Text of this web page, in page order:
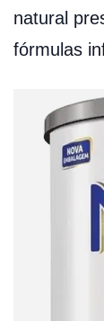
natural
fórmulas